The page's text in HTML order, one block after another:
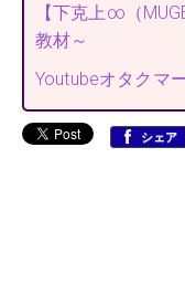
【下克上∞（
教材～
Youtubeオタクマ
シェア